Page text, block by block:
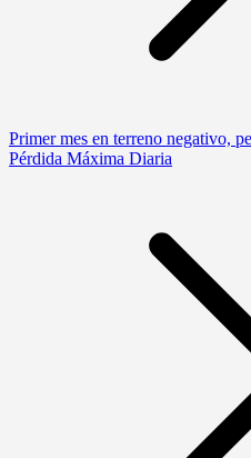
Primer mes en terreno negativo,
Pérdida Máxima Diaria